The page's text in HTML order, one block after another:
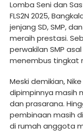
Lomba Seni dan
FLS2N 2025,
jenjang SD, SMP,
meraih prestasi.
perwakilan SMP
menembus tingkat
Meski demikian,
dipimpinnya masih
dan prasarana.
pembinaan masih
di rumah anggota